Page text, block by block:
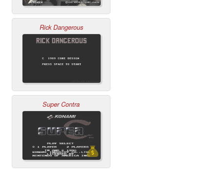
Rick Dangerous
Super Contra